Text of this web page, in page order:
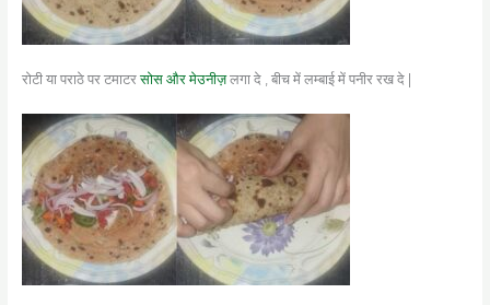
रोटी या पराठे पर टमाटरसोस और मेउनीज़लगा दे , बीच में लम्बाई में पनीर रख दे |